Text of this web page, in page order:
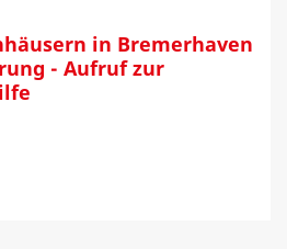
in Bremerhaven
- Aufruf zur